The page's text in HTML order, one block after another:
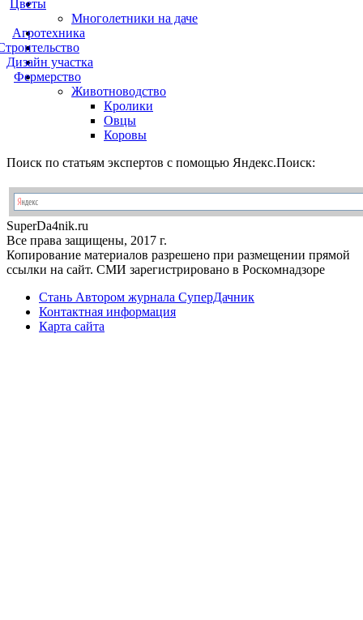
Цветы
Многолетники на даче
Агротехника
Дизайн участка
Фермерство
Животноводство
Кролики
Овцы
Коровы
Поиск по статьям экспертов с помощью Яндекс.Поиск:
SuperDa4nik.ru
Все права защищены, 2017 г.
Копирование материалов разрешено при размещении прямой
ссылки на сайт. СМИ зарегистрировано в Роскомнадзоре
Стань Автором журнала СуперДачник
Контактная информация
Карта сайта